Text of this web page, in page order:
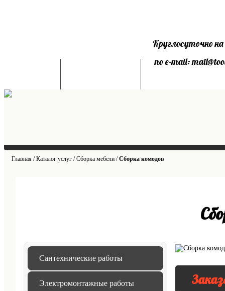
Круглосуточно на
по e-mail:
Главная /Каталог услуг /Сборка мебели /Сборка комодов
Сантехнические работы
Электромонтажные работы